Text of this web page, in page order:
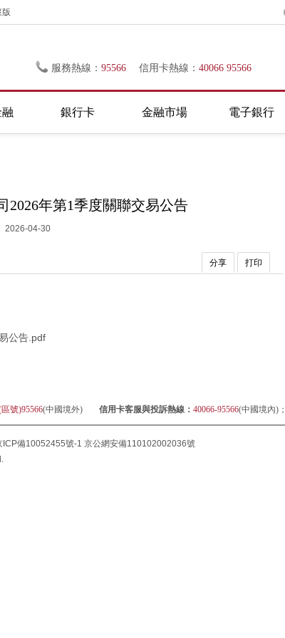
版
服務熱線： 95566 信用卡熱線： 40066 95566
銀行卡 金融市場 電子銀行
2026年第1季度關聯交易公告
2026-04-30
分享 打印
公告.pdf
號)95566(中國境外) 信用卡客服與投訴熱線： 40066-95566(中國境內)；
ICP備10052455號-1 京公網安備110102002036號